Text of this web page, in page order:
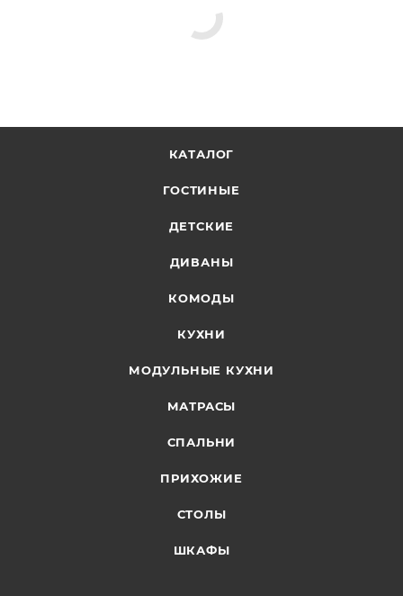
КАТАЛОГ
ГОСТИНЫЕ
ДЕТСКИЕ
ДИВАНЫ
КОМОДЫ
КУХНИ
МОДУЛЬНЫЕ КУХНИ
МАТРАСЫ
СПАЛЬНИ
ПРИХОЖИЕ
СТОЛЫ
ШКАФЫ